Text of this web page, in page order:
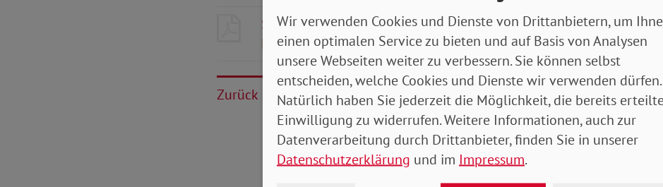
SoVD-Zeitung Dezember 2024 / Ausgabe Bayern-
Hessen- 7 MB
Zurück
Wir verwenden Cookies und Dienste von Drittanbietern, um
einen optimalen Service zu bieten und auf Basis von Analysen
unsere Webseiten weiter zu verbessern. Sie können selbst
entscheiden, welche Cookies und Dienste wir verwenden dürfen.
Natürlich haben Sie jederzeit die Möglichkeit, die bereits
Einwilligung zu widerrufen. Weitere Informationen, auch zur
Datenverarbeitung durch Drittanbieter, finden Sie in unserer
Datenschutzerklärung und im Impressum.